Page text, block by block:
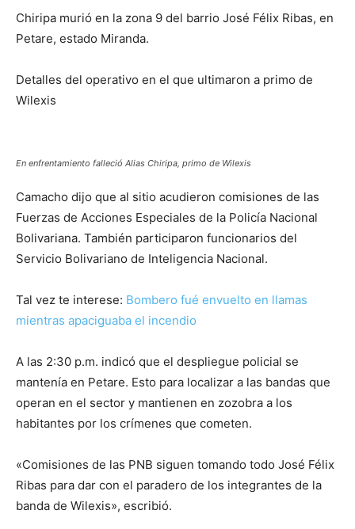
Chiripa murió en la zona 9 del barrio José Félix Ribas, en
Petare, estado Miranda.
Detalles del operativo en el que ultimaron a primo de
Wilexis
En enfrentamiento falleció Alias Chiripa, primo de Wilexis
Camacho dijo que al sitio acudieron comisiones de las
Fuerzas de Acciones Especiales de la Policía Nacional
Bolivariana. También participaron funcionarios del
Servicio Bolivariano de Inteligencia Nacional.
Tal vez te interese: Bombero fué envuelto en llamas
mientras apaciguaba el incendio
A las 2:30 p.m. indicó que el despliegue policial se
mantenía en Petare. Esto para localizar a las bandas que
operan en el sector y mantienen en zozobra a los
habitantes por los crímenes que cometen.
«Comisiones de las PNB siguen tomando todo José Félix
Ribas para dar con el paradero de los integrantes de la
banda de Wilexis», escribió.